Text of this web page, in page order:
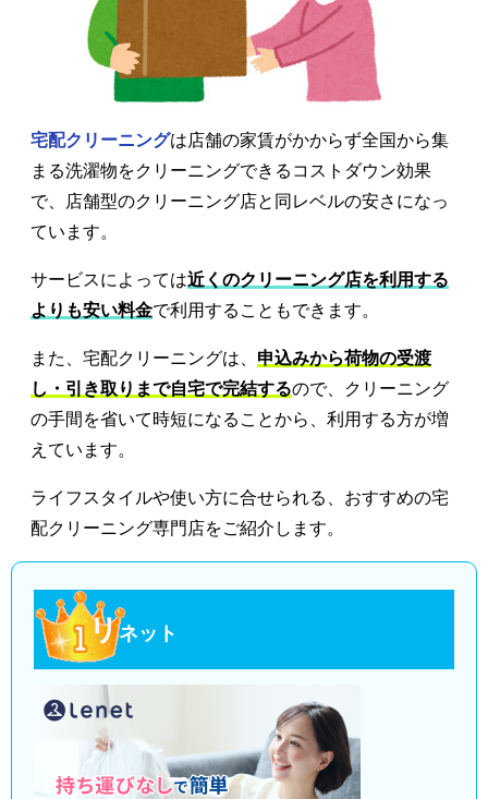
宅配クリーニングは店舗の家賃がかからず全国から集
まる洗濯物をクリーニングできるコストダウン効果
で、店舗型のクリーニング店と同レベルの安さになっ
ています。
サービスによっては近くのクリーニング店を利用する
よりも安い料金で利用することもできます。
また、宅配クリーニングは、 申込みから荷物の受渡
し・引き取りまで自宅で完結するので、クリーニング
の手間を省いて時短になることから、利用する方が増
えています。
ライフスタイルや使い方に合せられる、おすすめの宅
配クリーニング専門店をご紹介します。
リネット